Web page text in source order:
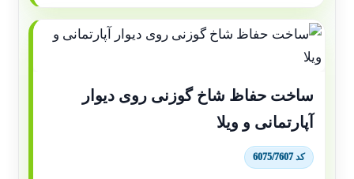
ساخت حفاظ شاخ گوزنی روی دیوار
آپارتمانی و ویلا
کد 6075/7607